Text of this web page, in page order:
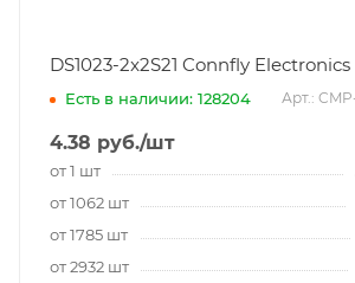
DS1023-2x2S21 Connfly Electronics
Есть в наличии: 128204 Арт.:
4.38 руб./шт
от 1 шт
от 1062 шт
от 1785 шт
от 2932 шт